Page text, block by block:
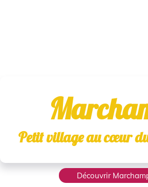
Petit village au cœur
Découvrir